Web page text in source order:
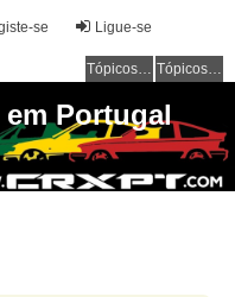
Ligue-se
se
Tópicos sem resposta Tópicos ativos
Portugal